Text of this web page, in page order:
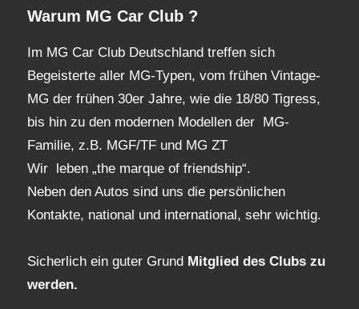
Warum MG Car Club ?
Im MG Car Club Deutschland treffen sich
Begeisterte aller MG-Typen, vom frühen Vintage-
MG der frühen 30er Jahre, wie die 18/80 Tigress,
bis hin zu den modernen Modellen der MG-
Familie, z.B. MGF/TF und MG ZT
Wir leben „the marque of friendship“.
Neben den Autos sind uns die persönlichen
Kontakte, national und international, sehr wichtig.
Sicherlich ein guter Grund Mitglied des Clubs zu
werden.